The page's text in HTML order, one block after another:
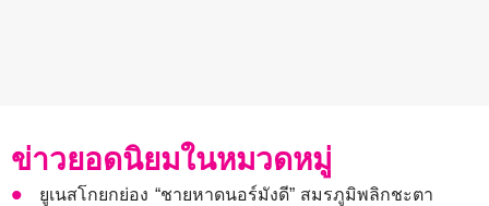
ข่าวยอดนิยมในหมวดหมู่
ยูเนสโกยกย่อง “ชายหาดนอร์มังดี” สมรภูมิพลิกชะตา